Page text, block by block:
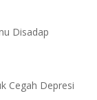
Disadap
Cegah Depresi